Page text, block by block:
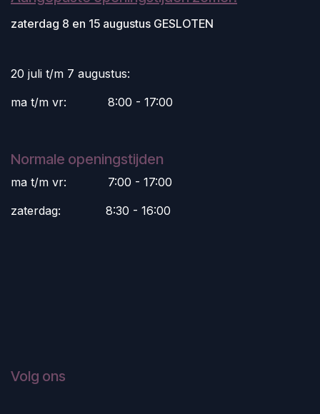
zaterdag 8 en 15 augustus GESLOTEN
20 juli t/m 7 augustus:
ma t/m vr:
​8:00 - 17:00
Normale openingstijden
ma t/m vr:
​7:00 - 17:00
zaterdag:
​8:30 - 16:00
Volg ons